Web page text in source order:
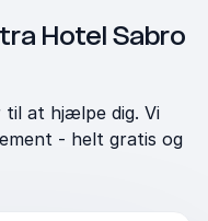
Hotel Sabro
til at hjælpe dig. Vi
- helt gratis og